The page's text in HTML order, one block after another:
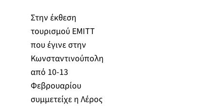
Στην έκθεση
τουρισμού ΕΜΙΤΤ
που έγινε στην
Κωνσταντινούπολη
από 10-13
Φεβρουαρίου
συμμετείχε η Λέρος